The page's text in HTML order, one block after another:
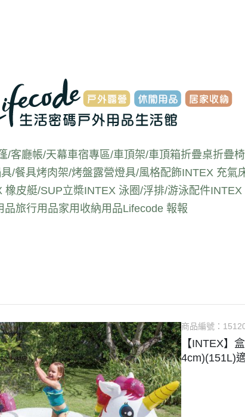
/客廳帳/天幕車宿專區/車頂架/車頂箱折疊桌折疊
/餐具烤肉架/烤盤露營燈具/風格配飾INTEX 充氣
橡皮艇/SUP立槳INTEX 泳圈/浮排/游泳配件INTEX
品旅行用品家用收納用品Lifecode 報報
商品編號：
【INTEX】
4cm)(151L)